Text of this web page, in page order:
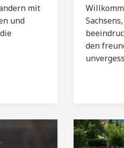
mit
und
den